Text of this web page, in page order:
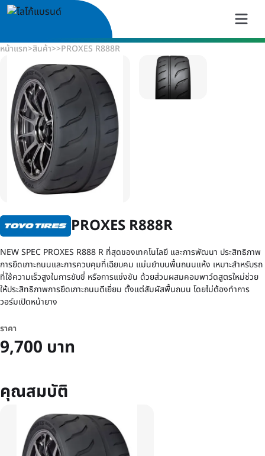
หน้าแรก>สินค้า>>PROXES R888R
PROXES R888R
NEW SPEC PROXES R888 R ที่สุดของเทคโนโลยี และการพัฒนา ประสิทธิภาพ
การยึดเกาะถนนและการควบคุมที่เฉียบคม แม่นยำบนพื้นถนนแห้ง เหมาะสำหรับรถ
ที่ใช้ความเร็วสูงในการขับขี่ หรือการแข่งขัน ด้วยส่วนผสมคอมพาว์ดสูตรใหม่ช่วย
ให้ประสิทธิภาพการยึดเกาะถนนดีเยี่ยม ตั้งแต่สัมผัสพื้นถนน โดยไม่ต้องทำการ
วอร์มเปิดหน้ายาง
ราคา
9,700 บาท
คุณสมบัติ